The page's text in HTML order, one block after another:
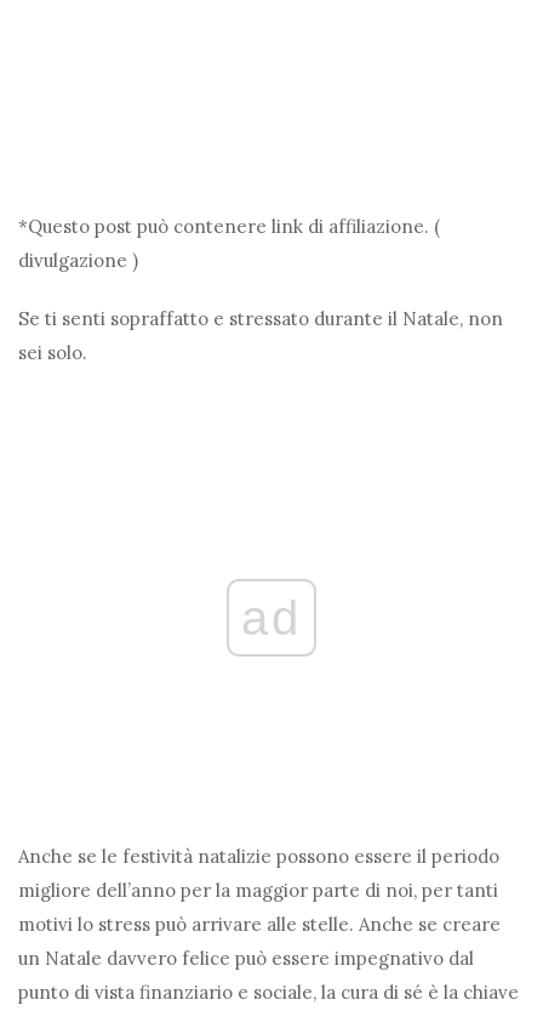
*Questo post può contenere link di affiliazione. (
divulgazione )
Se ti senti sopraffatto e stressato durante il Natale, non
sei solo.
ad
Anche se le festività natalizie possono essere il periodo
migliore dell’anno per la maggior parte di noi, per tanti
motivi lo stress può arrivare alle stelle. Anche se creare
un Natale davvero felice può essere impegnativo dal
punto di vista finanziario e sociale, la cura di sé è la chiave